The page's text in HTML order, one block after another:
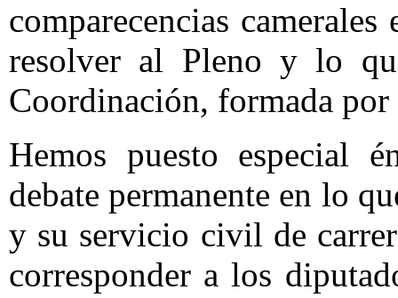
comparecencias
resolver al Pleno y lo
Coordinación, formada
Hemos puesto especial
debate permanente en lo
y su servicio civil de
corresponder a los